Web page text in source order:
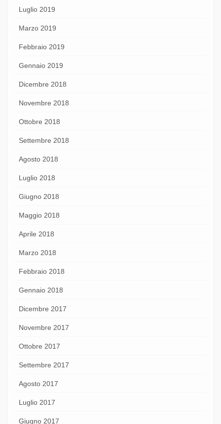
Luglio 2019
Marzo 2019
Febbraio 2019
Gennaio 2019
Dicembre 2018
Novembre 2018
Ottobre 2018
Settembre 2018
Agosto 2018
Luglio 2018
Giugno 2018
Maggio 2018
Aprile 2018
Marzo 2018
Febbraio 2018
Gennaio 2018
Dicembre 2017
Novembre 2017
Ottobre 2017
Settembre 2017
Agosto 2017
Luglio 2017
Giugno 2017